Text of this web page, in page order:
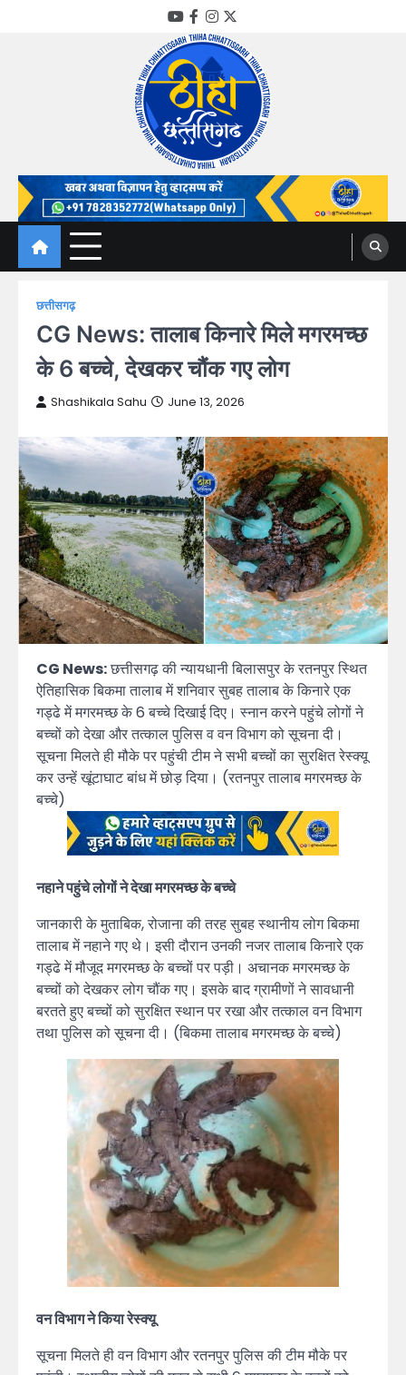
YouTube
Facebook
Instagram
Twitter
Thiha Chhattisgarh
गोठ जन-जन के
छत्तीसगढ़
CG News: तालाब किनारे मिले मगरमच्छ
के 6 बच्चे, देखकर चौंक गए लोग
Shashikala Sahu June 13, 2026
CG News:छत्तीसगढ़ की न्यायधानी बिलासपुर के रतनपुर स्थित
ऐतिहासिक बिकमा तालाब में शनिवार सुबह तालाब के किनारे एक
गड्ढे में मगरमच्छ के 6 बच्चे दिखाई दिए। स्नान करने पहुंचे लोगों ने
बच्चों को देखा और तत्काल पुलिस व वन विभाग को सूचना दी।
सूचना मिलते ही मौके पर पहुंची टीम ने सभी बच्चों का सुरक्षित रेस्क्यू
कर उन्हें खूंटाघाट बांध में छोड़ दिया। (रतनपुर तालाब मगरमच्छ के
बच्चे)
नहाने पहुंचे लोगों ने देखा मगरमच्छ के बच्चे
जानकारी के मुताबिक, रोजाना की तरह सुबह स्थानीय लोग बिकमा
तालाब में नहाने गए थे। इसी दौरान उनकी नजर तालाब किनारे एक
गड्ढे में मौजूद मगरमच्छ के बच्चों पर पड़ी। अचानक मगरमच्छ के
बच्चों को देखकर लोग चौंक गए। इसके बाद ग्रामीणों ने सावधानी
बरतते हुए बच्चों को सुरक्षित स्थान पर रखा और तत्काल वन विभाग
तथा पुलिस को सूचना दी। (बिकमा तालाब मगरमच्छ के बच्चे)
वन विभाग ने किया रेस्क्यू
सूचना मिलते ही वन विभाग और रतनपुर पुलिस की टीम मौके पर